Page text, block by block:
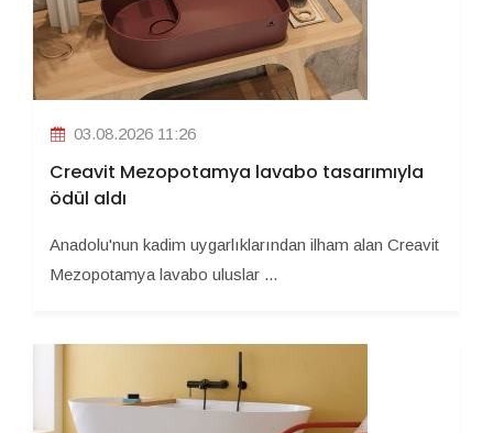
03.08.2026 11:26
Creavit Mezopotamya lavabo tasarımıyla
ödül aldı
Anadolu'nun kadim uygarlıklarından ilham alan Creavit
Mezopotamya lavabo uluslar ...